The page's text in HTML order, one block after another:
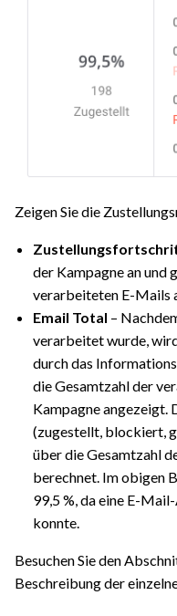
Zeigen Sie die
der Kampagne an und
verarbeiteten E-Mails
Email Total –
verarbeitet wurde,
durch das
die Gesamtzahl der
Kampagne angezeigt.
(zugestellt, blockiert,
über die Gesamtzahl
berechnet. Im obigen
99,5 %, da eine E-
konnte.
Besuchen Sie den
Beschreibung der